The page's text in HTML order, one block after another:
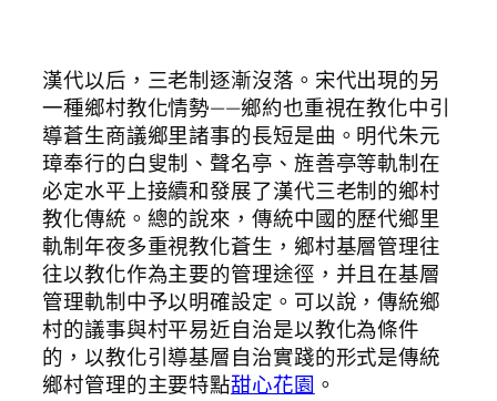
漢代以后，三老制逐漸沒落。宋代出現的另
一種鄉村教化情勢——鄉約也重視在教化中引
導蒼生商議鄉里諸事的長短是曲。明代朱元
璋奉行的白叟制、聲名亭、旌善亭等軌制在
必定水平上接續和發展了漢代三老制的鄉村
教化傳統。總的說來，傳統中國的歷代鄉里
軌制年夜多重視教化蒼生，鄉村基層管理往
往以教化作為主要的管理途徑，并且在基層
管理軌制中予以明確設定。可以說，傳統鄉
村的議事與村平易近自治是以教化為條件
的，以教化引導基層自治實踐的形式是傳統
鄉村管理的主要特點甜心花園 。